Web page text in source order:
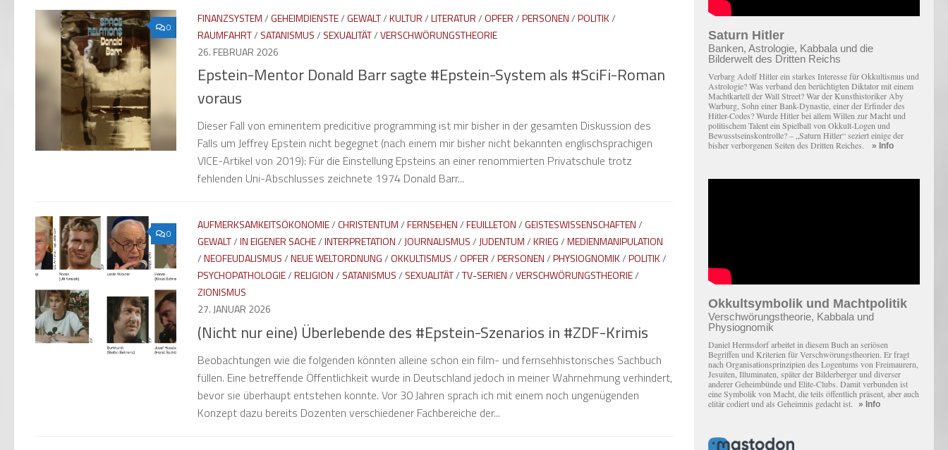
0
FINANZSYSTEM/GEHEIMDIENSTE/GEWALT/KULTUR/LITERATUR/OPFER/PERSONEN/POLITIK/
RAUMFAHRT/ SATANISMUS/ SEXUALITÄT/VERSCHWÖRUNGSTHEORIE
26. FEBRUAR 2026
Epstein-Mentor Donald Barr sagte #Epstein-System als #SciFi-Roman
voraus
Dieser Fall von eminentem predicitive programming ist mir bisher in der gesamten Diskussion des
Falls um Jeffrey Epstein nicht begegnet (nach einem mir bisher nicht bekannten englischsprachigen
VICE-Artikel von 2019): Für die Einstellung Epsteins an einer renommierten Privatschule trotz
fehlenden Uni-Abschlusses zeichnete 1974 Donald Barr...
0
AUFMERKSAMKEITSÖKONOMIE/CHRISTENTUM/FERNSEHEN/FEUILLETON/GEISTESWISSENSCHAFTEN/
GEWALT/IN EIGENER SACHE/INTERPRETATION/JOURNALISMUS/JUDENTUM/KRIEG/MEDIENMANIPULATION
/NEOFEUDALISMUS/NEUE WELTORDNUNG/OKKULTISMUS/OPFER/PERSONEN/PHYSIOGNOMIK/POLITIK/
PSYCHOPATHOLOGIE/RELIGION/ SATANISMUS/ SEXUALITÄT/TV-SERIEN/VERSCHWÖRUNGSTHEORIE/
ZIONISMUS
27. JANUAR 2026
(Nicht nur eine) Überlebende des #Epstein-Szenarios in #ZDF-Krimis
Beobachtungen wie die folgenden könnten alleine schon ein film- und fernsehhistorisches Sachbuch
füllen. Eine betreffende Öffentlichkeit wurde in Deutschland jedoch in meiner Wahrnehmung verhindert,
bevor sie überhaupt entstehen konnte. Vor 30 Jahren sprach ich mit einem noch ungenügenden
Konzept dazu bereits Dozenten verschiedener Fachbereiche der...
Saturn Hitler
Banken, Astrologie, Kabbala und die
Bilderwelt des Dritten Reichs
Verbarg Adolf Hitler ein starkes Interesse für Okkultismus und
Astrologie? Was verband den berüchtigten Diktator mit einem
Macht­kartell der Wall Street? War der Kunsthistoriker Aby
Warburg, Sohn einer Bank-Dynastie, einer der Erfinder des
Hitler-Codes? Wurde Hitler bei allem Willen zur Macht und
politischem Talent ein Spielball von Okkult-Logen und
Bewusstseinskontrolle? – „Saturn Hitler“ seziert einige der
bisher verborgenen Seiten des Dritten Reiches. » Info
Okkultsymbolik und Machtpolitik
Verschwörungstheorie, Kabbala und
Physiognomik
Daniel Hermsdorf arbeitet in diesem Buch an seriösen
Begriffen und Kriterien für Verschwörungstheorien. Er fragt
nach Organisationsprinzipien des Logentums von Freimaurern,
Jesuiten, Illuminaten, später der Bilderberger und diverser
anderer Geheimbünde und Elite-Clubs. Damit verbunden ist
eine Symbolik von Macht, die teils öffentlich präsent, aber auch
elitär codiert und als Geheimnis gedacht ist. » Info